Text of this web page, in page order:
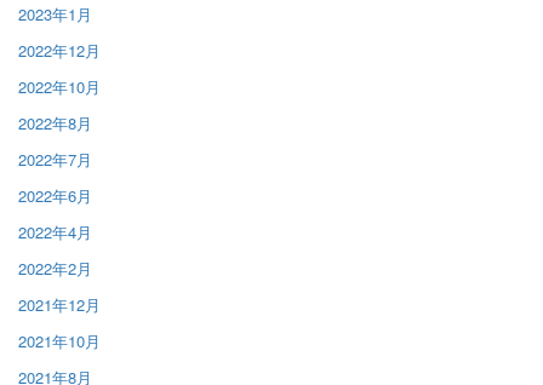
2023年1月
2022年12月
2022年10月
2022年8月
2022年7月
2022年6月
2022年4月
2022年2月
2021年12月
2021年10月
2021年8月